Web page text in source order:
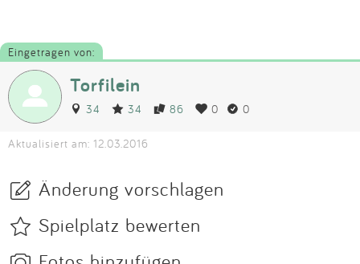
Eingetragen von:
Torfilein
34 34 86 0 0
Aktualisiert am: 12.03.2016
Änderung vorschlagen
Spielplatz bewerten